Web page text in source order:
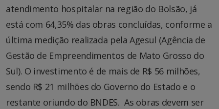
atendimento hospitalar na região do Bolsão, já
está com 64,35% das obras concluídas, conforme a
última medição realizada pela Agesul (Agência de
Gestão de Empreendimentos de Mato Grosso do
Sul). O investimento é de mais de R$ 56 milhões,
sendo R$ 21 milhões do Governo do Estado e o
restante oriundo do BNDES. As obras devem ser